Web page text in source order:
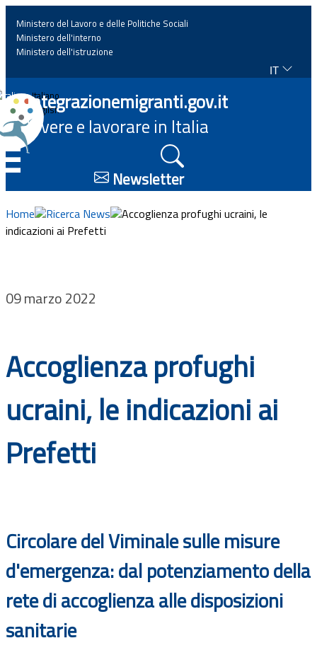
Home
News
Approfondimenti
Eventi
Progetti
Bandi
Guide
Ministero del Lavoro e delle Politiche Sociali
Ministero dell'interno
Ministero dell'istruzione
IT
Italiano
English
Integrazionemigranti.gov.it
Vivere e lavorare in Italia
Newsletter
Home Ricerca News
Accoglienza profughi ucraini, le
indicazioni ai Prefetti
09 marzo 2022
Accoglienza profughi
ucraini, le indicazioni ai
Prefetti
Circolare del Viminale sulle misure
d'emergenza: dal potenziamento della
rete di accoglienza alle disposizioni
sanitarie